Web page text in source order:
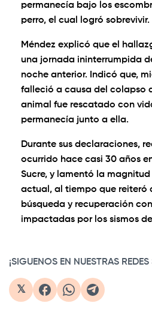
permanecía bajo los
perro, el cual logró sobrevivir.
Méndez explicó que el
una jornada ininterrumpida
noche anterior. Indicó que,
falleció a causa del colapso
animal fue rescatado con
permanecía junto a ella.
Durante sus declaraciones,
ocurrido hace casi 30 años
Sucre, y lamentó la
actual, al tiempo que reiteró
búsqueda y recuperación
impactadas por los sismos
0:00 0:40 1×
¡SIGUENOS EN NUESTRAS
𝕏